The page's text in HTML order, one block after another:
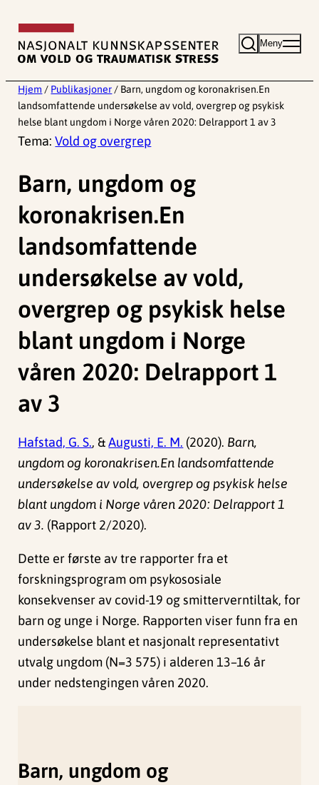
innhold
Meny
Hjem / Publikasjoner / Barn, ungdom og koronakrisen.En
landsomfattende undersøkelse av vold, overgrep og psykisk
helse blant ungdom i Norge våren 2020: Delrapport 1 av 3
Tema:Vold og overgrep
Barn, ungdom og
koronakrisen.En
landsomfattende
undersøkelse av vold,
overgrep og psykisk helse
blant ungdom i Norge
våren 2020: Delrapport 1
av 3
Hafstad, G. S., &Augusti, E. M. (2020). Barn,
ungdom og koronakrisen.En landsomfattende
undersøkelse av vold, overgrep og psykisk helse
blant ungdom i Norge våren 2020: Delrapport 1
av 3. (Rapport 2/2020).
Dette er første av tre rapporter fra et
forskningsprogram om psykososiale
konsekvenser av covid-19 og smitterverntiltak, for
barn og unge i Norge. Rapporten viser funn fra en
undersøkelse blant et nasjonalt representativt
utvalg ungdom (N=3 575) i alderen 13–16 år
under nedstengingen våren 2020.
Barn, ungdom og